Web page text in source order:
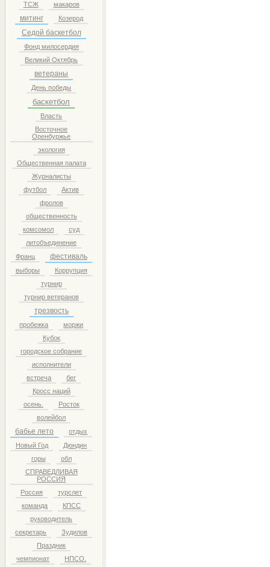
ТСЖ
макаров
митинг Козерод
Седой баскетбол
Фонд милосердия
Великий Октябрь
ветераны
День победы
баскетбол
Власть
Восточное
Оренбуржье
экология
Общественная палата
Журналисты
футбол
Актив
фролов
общественность
комсомол
суд
литобъединение
Франц
фестиваль
выборы
Коррупция
турнир
турнир ветеранов
трезвость
пробежка
моржи
Кубок
городское собрание
исполнители
встреча
бег
Кросс наций
осень.
Росток
волейбол
бабье лето
отдых
Новый Год
Дюндин
горы
обл
СПРАВЕДЛИВАЯ
РОССИЯ
Россия
турслет
команда
КПСС
руководитель
секретарь
Зудилов
Праздник
чемпионат
НПСО.